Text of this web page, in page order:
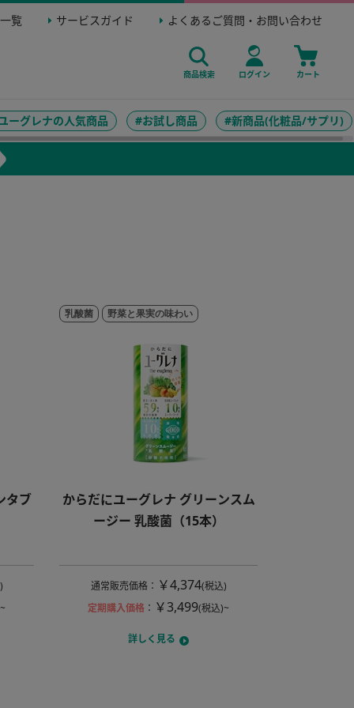
ログイン
商品検索 カート
覧 サービスガイド よくあるご質問・お問い合わせ
ーグレナの人気商品 #お試し商品 #新商品(化粧品/サプリ)
タブ
乳酸菌 野菜と果実の味わい
からだにユーグレナ グリーンスム
ージー 乳酸菌（15本）
通常販売価格： ￥4,374(税込)
定期購入価格 ： ￥3,499(税込)~
詳しく見る